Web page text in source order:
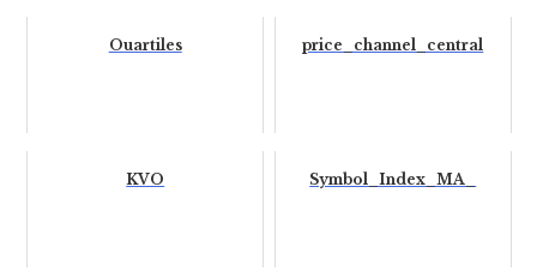
Ouartiles price_channel_central
KVO Symbol_Index_MA_